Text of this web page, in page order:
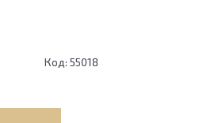
Код: 55018